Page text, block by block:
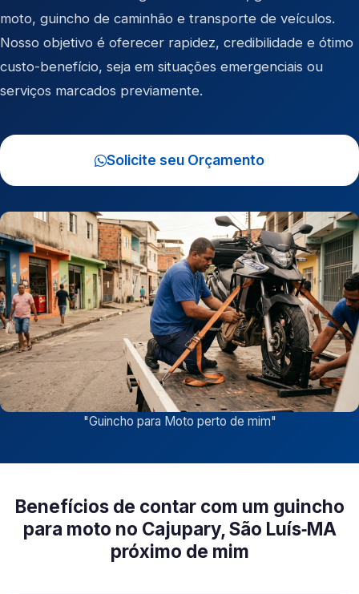
moto, guincho de caminhão e transporte de veículos.
Nosso objetivo é oferecer rapidez, credibilidade e ótimo
custo-benefício, seja em situações emergenciais ou
serviços marcados previamente.
Solicite seu Orçamento
"Guincho para Moto perto de mim"
Benefícios de contar com um guincho
para moto no Cajupary, São Luís‑MA
próximo de mim